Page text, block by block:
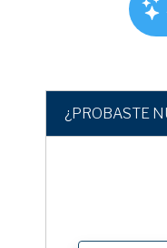
¿PROBASTE